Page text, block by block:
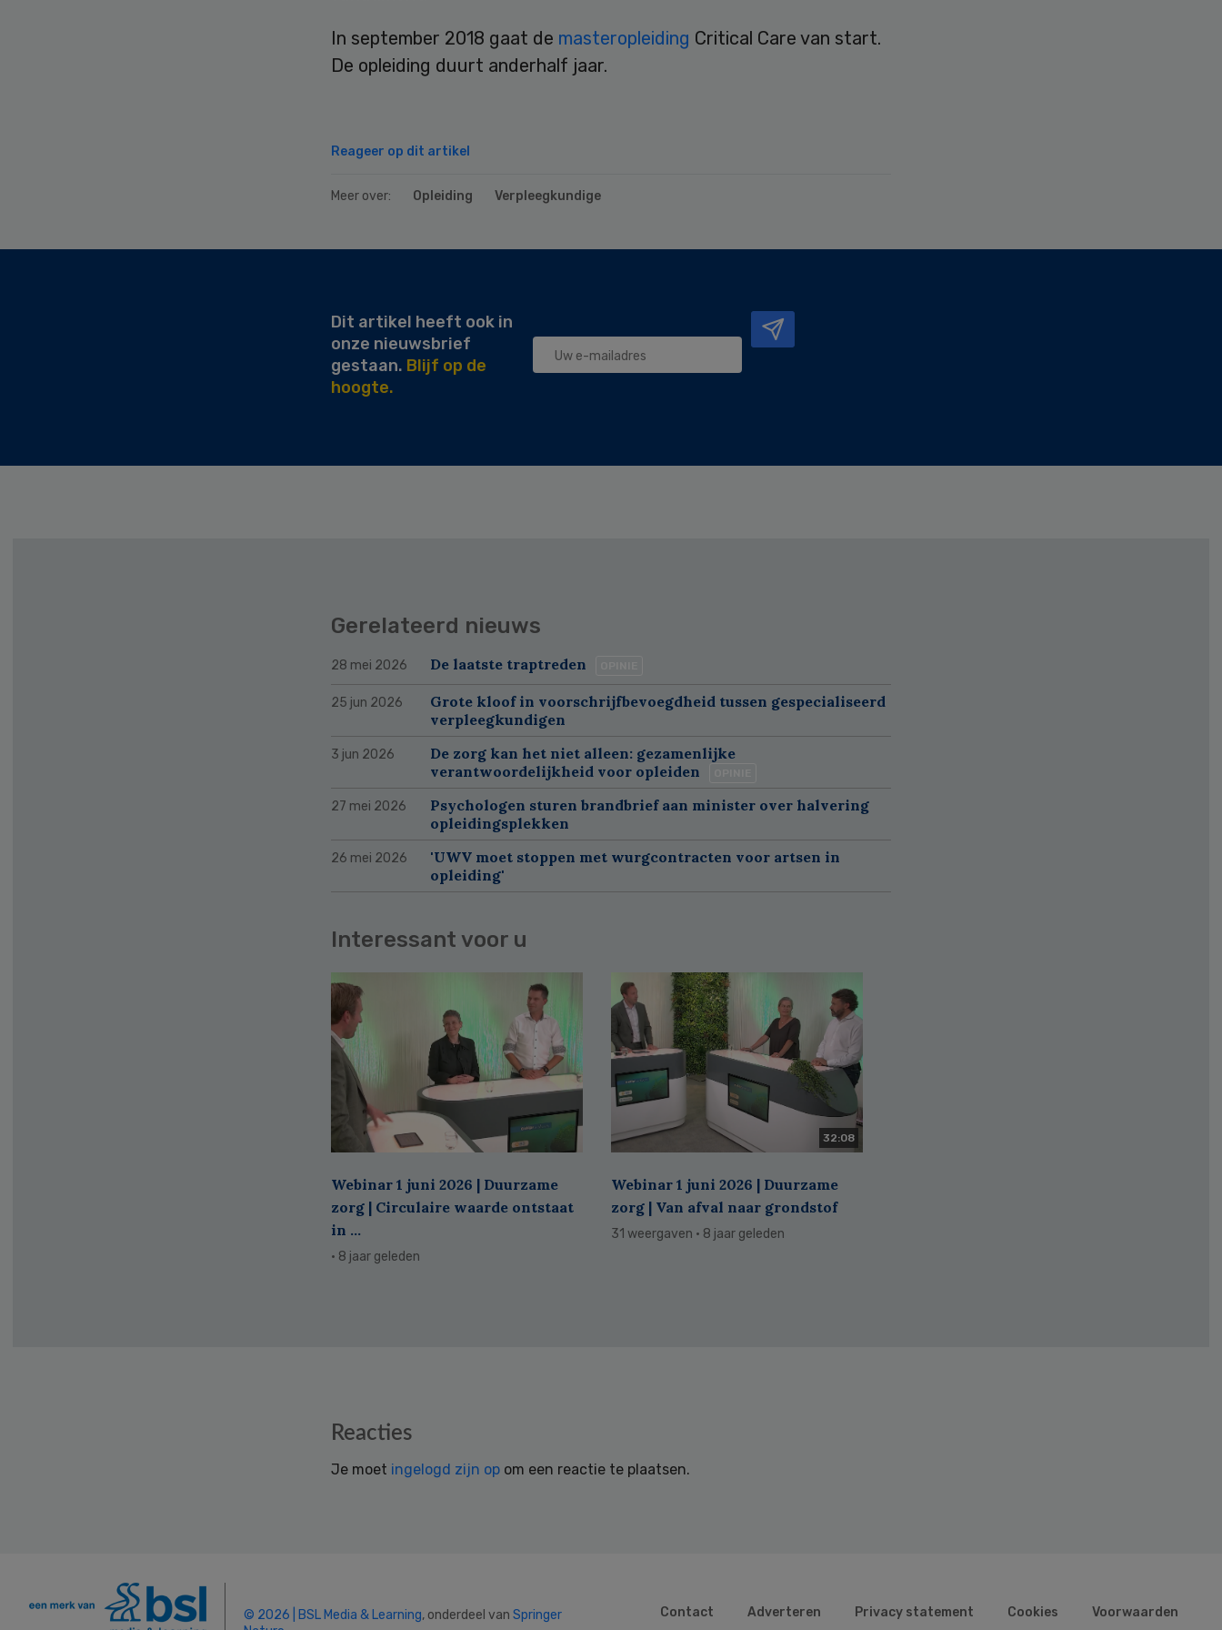
In september 2018 gaat de masteropleiding Critical Care van start.
De opleiding duurt anderhalf jaar.
Reageer op dit artikel
Meer over: Opleiding Verpleegkundige
Dit artikel heeft ook in
onze nieuwsbrief
gestaan. Blijf op de
hoogte.
Gerelateerd nieuws
28 mei 2026 De laatste traptreden
25 jun 2026
Grote kloof in voorschrijfbevoegdheid tussen gespecialiseerd
verpleegkundigen
3 jun 2026
De zorg kan het niet alleen: gezamenlijke
verantwoordelijkheid voor opleiden
27 mei 2026
Psychologen sturen brandbrief aan minister over halvering
opleidingsplekken
26 mei 2026
'UWV moet stoppen met wurgcontracten voor artsen in
opleiding'
Interessant voor u
Webinar 1 juni 2026 | Duurzame
zorg | Circulaire waarde ontstaat
in ...
· 8 jaar geleden
32:08
Webinar 1 juni 2026 | Duurzame
zorg | Van afval naar grondstof
31 weergaven · 8 jaar geleden
Reacties
Je moet ingelogd zijn op om een reactie te plaatsen.
© 2026 | BSL Media & Learning, onderdeel van Springer
Contact Adverteren Privacy statement Cookies Voorwaarden